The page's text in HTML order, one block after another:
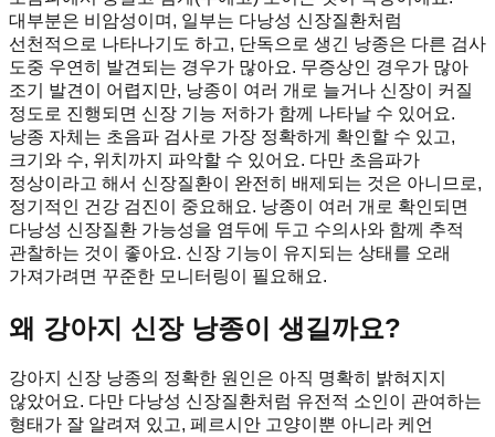
대부분은 비암성이며, 일부는 다낭성 신장질환처럼
선천적으로 나타나기도 하고, 단독으로 생긴 낭종은 다른 검사
도중 우연히 발견되는 경우가 많아요. 무증상인 경우가 많아
조기 발견이 어렵지만, 낭종이 여러 개로 늘거나 신장이 커질
정도로 진행되면 신장 기능 저하가 함께 나타날 수 있어요.
낭종 자체는 초음파 검사로 가장 정확하게 확인할 수 있고,
크기와 수, 위치까지 파악할 수 있어요. 다만 초음파가
정상이라고 해서 신장질환이 완전히 배제되는 것은 아니므로,
정기적인 건강 검진이 중요해요. 낭종이 여러 개로 확인되면
다낭성 신장질환 가능성을 염두에 두고 수의사와 함께 추적
관찰하는 것이 좋아요. 신장 기능이 유지되는 상태를 오래
가져가려면 꾸준한 모니터링이 필요해요.
왜 강아지 신장 낭종이 생길까요?
강아지 신장 낭종의 정확한 원인은 아직 명확히 밝혀지지
않았어요. 다만 다낭성 신장질환처럼 유전적 소인이 관여하는
형태가 잘 알려져 있고, 페르시안 고양이뿐 아니라 케언